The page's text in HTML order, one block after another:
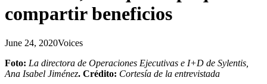
compartir beneficios
June 24, 2020Voices
Foto: La directora de Operaciones Ejecutivas e I+D de Sylentis,
Ana Isabel Jiménez. Crédito: Cortesía de la entrevistada